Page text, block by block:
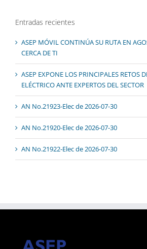
Entradas recientes
ASEP MÓVIL CONTINÚA SU RUTA EN
CERCA DE TI
ASEP EXPONE LOS PRINCIPALES RETOS
ELÉCTRICO ANTE EXPERTOS DEL SECTOR
AN No.21923-Elec de 2026-07-30
AN No.21920-Elec de 2026-07-30
AN No.21922-Elec de 2026-07-30